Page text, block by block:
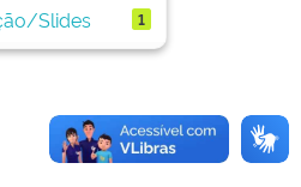
Slides
1